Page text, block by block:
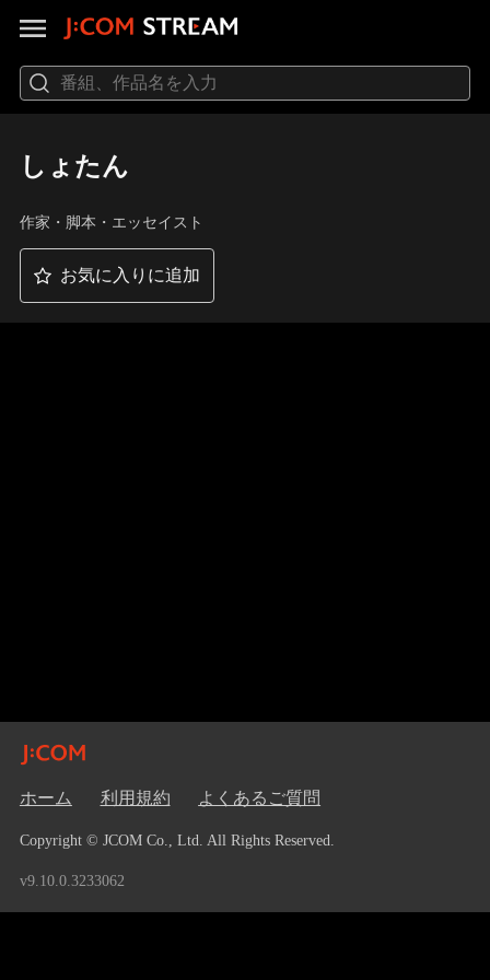
しょたん
作家・脚本・エッセイスト
お気に入りに追加
ホーム 利用規約 よくあるご質問
Copyright © JCOM Co., Ltd. All Rights Reserved.
v9.10.0.3233062